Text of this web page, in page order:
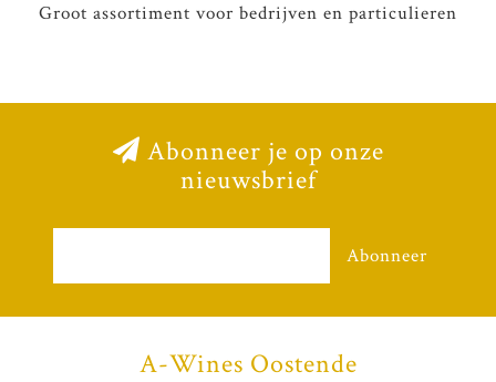
Groot assortiment voor bedrijven en particulieren
Abonneer je op onze
nieuwsbrief
Abonneer
A-Wines Oostende